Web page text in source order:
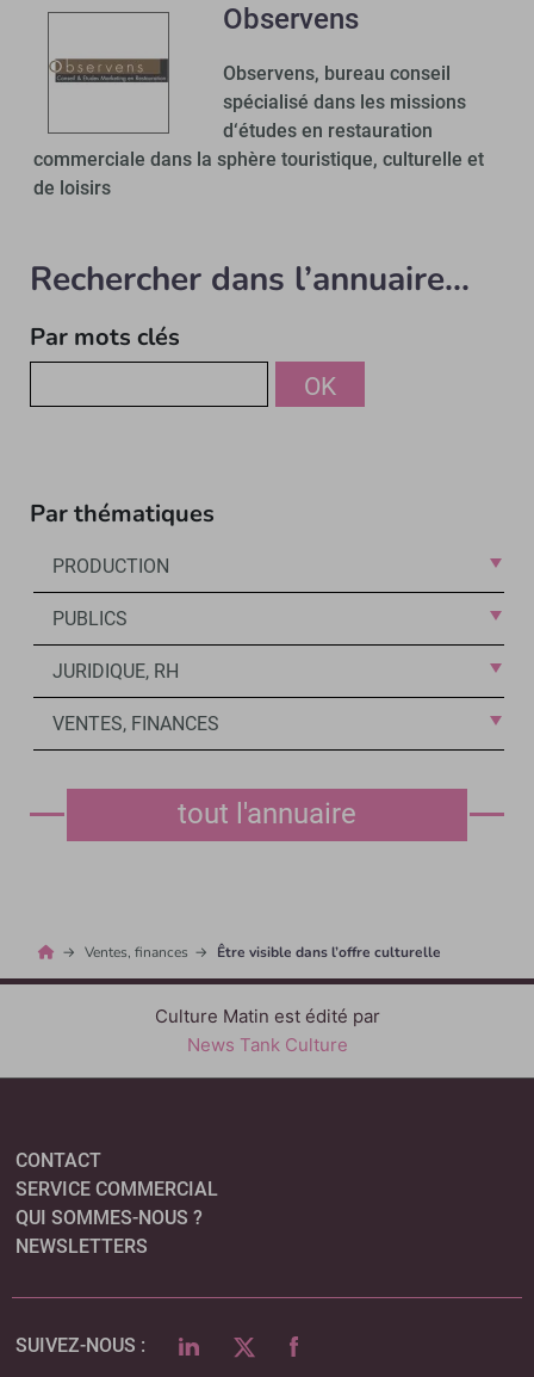
Observens
Observens, bureau conseil
spécialisé dans les missions
d‘études en restauration
commerciale dans la sphère touristique, culturelle et
de loisirs
Rechercher dans l’annuaire...
Par mots clés
OK
Par thématiques
PRODUCTION
PUBLICS
JURIDIQUE, RH
VENTES, FINANCES
tout l'annuaire
Ventes, finances Être visible dans l’offre culturelle
Culture Matin est édité par
News Tank Culture
CONTACT
SERVICE COMMERCIAL
QUI SOMMES-NOUS ?
NEWSLETTERS
SUIVEZ-NOUS : LINKEDINTWITTERFACEBOOK